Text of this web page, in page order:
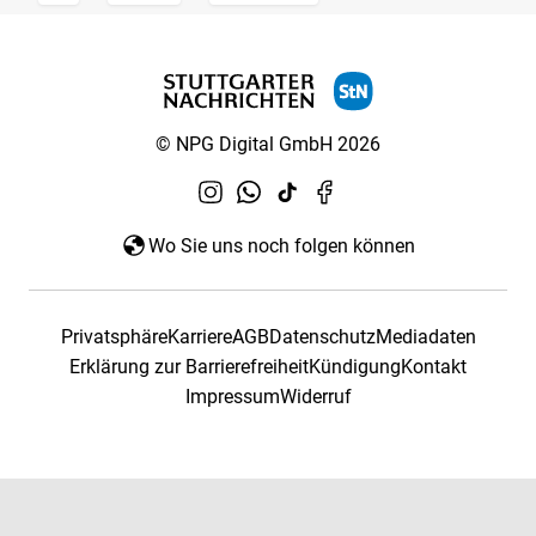
© NPG Digital GmbH 2026
Wo Sie uns noch folgen können
PrivatsphäreKarriereAGBDatenschutzMediadaten
Erklärung zur BarrierefreiheitKündigungKontakt
ImpressumWiderruf